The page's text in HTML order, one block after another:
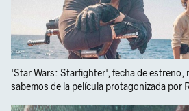
'Star Wars: Starfighter', fecha de estreno,
sabemos de la película protagonizada por